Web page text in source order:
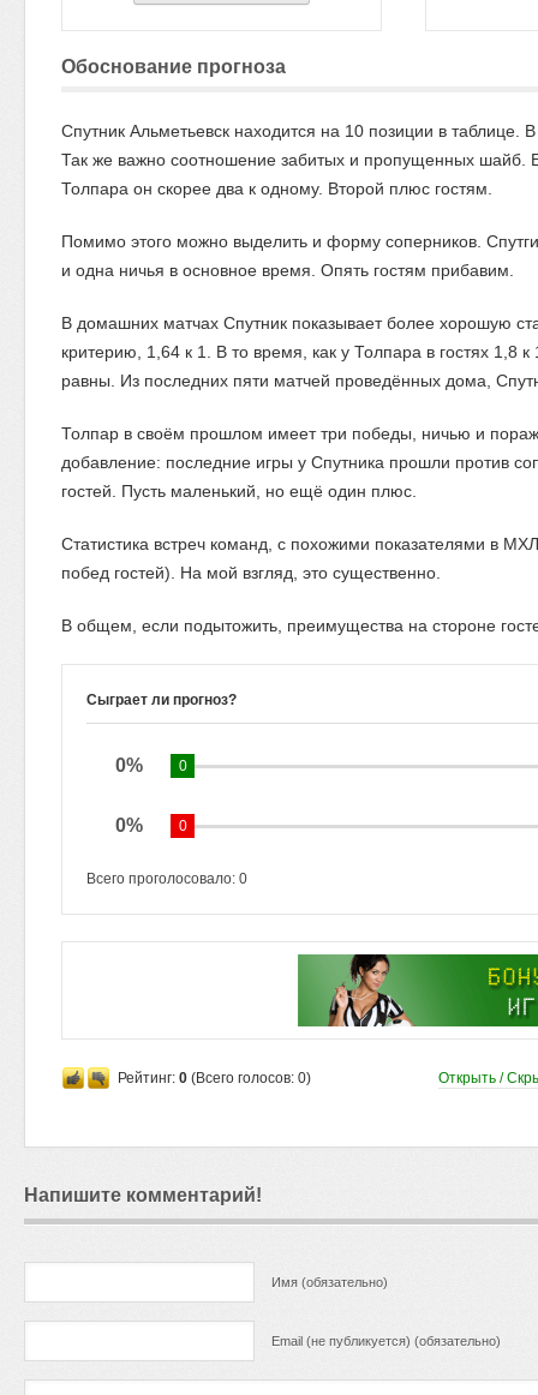
Обоснование прогноза
Спутник Альметьевск находится на 10 позиции в
Так же важно соотношение забитых и пропущенных шайб.
Толпара он скорее два к одному. Второй плюс гостям.
Помимо этого можно выделить и форму соперников.
и одна ничья в основное время. Опять гостям прибавим.
В домашних матчах Спутник показывает более хорошую
критерию, 1,64 к 1. В то время, как у Толпара в гостях 1,8
равны. Из последних пяти матчей проведённых дома,
Толпар в своём прошлом имеет три победы, ничью и
добавление: последние игры у Спутника прошли против
гостей. Пусть маленький, но ещё один плюс.
Статистика встреч команд, с похожими показателями в
побед гостей). На мой взгляд, это существенно.
В общем, если подытожить, преимущества на стороне
Сыграет ли прогноз?
0% 0
0% 0
Всего проголосовало: 0
Рейтинг: 0 (Всего голосов: 0) Открыть /
Напишите комментарий!
Имя (обязательно)
Email (не публикуется) (обязательно)